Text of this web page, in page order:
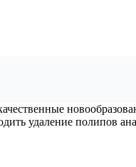
удаление полипов